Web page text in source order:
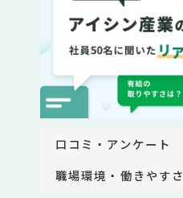
口コミ・アンケート
職場環境・働きやすさ